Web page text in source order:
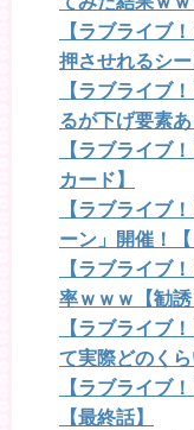
【ラブライブ
押させれるシ
【ラブライブ
るが下げ要素あ
【ラブライブ
カード】
【ラブライブ
ーン」開催！
【ラブライブ
率ｗｗｗ【勧誘
【ラブライブ
て実際どのく
【ラブライブ
【最終話】